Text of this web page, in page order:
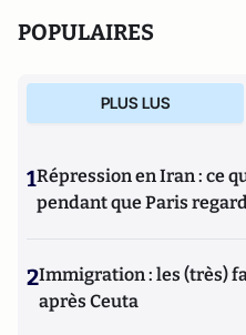
POPULAIRES
PLUS LUS
1Répression en Iran : ce
pendant que Paris
2Immigration : les (très)
après Ceuta